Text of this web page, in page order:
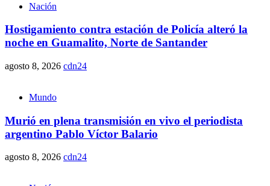
Nación
Hostigamiento contra estación de Policía alteró la
noche en Guamalito, Norte de Santander
agosto 8, 2026 cdn24
Mundo
Murió en plena transmisión en vivo el periodista
argentino Pablo Víctor Balario
agosto 8, 2026 cdn24